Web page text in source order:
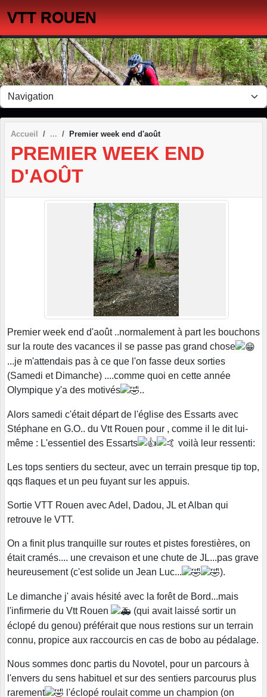
VTT ROUEN
Accueil Premier week end d'août
PREMIER WEEK END
D'AOÛT
Premier week end d'août ..normalement à part les bouchons
sur la route des vacances il se passe pas grand chose
...je m'attendais pas à ce que l'on fasse deux sorties
(Samedi et Dimanche) ....comme quoi en cette année
Olympique y'a des motivés
..
Alors samedi c'était départ de l'église des Essarts avec
Stéphane en G.O.. du Vtt Rouen pour , comme il le dit lui-
même : L'essentiel des Essarts
voilà leur ressenti:
Les tops sentiers du secteur, avec un terrain presque tip top,
qqs flaques et un peu fuyant sur les appuis.
Sortie VTT Rouen avec Adel, Dadou, JL et Alban qui
retrouve le VTT.
On a finit plus tranquille sur routes et pistes forestières, on
était cramés.... une crevaison et une chute de JL...pas grave
heureusement (c'est solide un Jean Luc...
).
Le dimanche j' avais hésité avec la forêt de Bord...mais
l'infirmerie du Vtt Rouen
(qui avait laissé sortir un
éclopé du genou) préférait que nous restions sur un terrain
connu, propice aux raccourcis en cas de bobo au pédalage.
Nous sommes donc partis du Novotel, pour un parcours à
l'envers du sens habituel et sur des sentiers parcourus plus
rarement
l'éclopé roulait comme un champion (on